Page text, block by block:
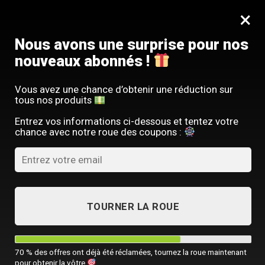
contenu
ACCUEIL / SAC À DOS LUXE
×
Nous avons une surprise pour nos
nouveaux abonnés !
Vous avez une chance d’obtenir une réduction sur
tous nos produits
Entrez vos informations ci-dessous et tentez votre
chance avec notre roue des coupons :
TOURNER LA ROUE
70 % des offres ont déjà été réclamées, tournez la roue maintenant
pour obtenir la vôtre